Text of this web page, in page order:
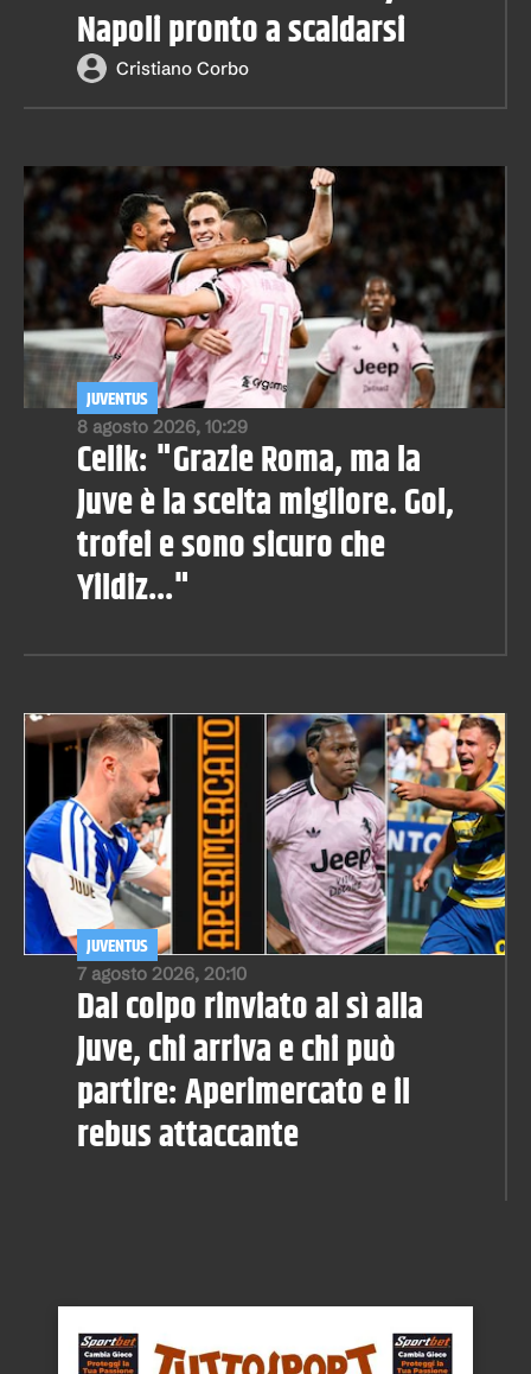
Napoli pronto a scaldarsi
Cristiano Corbo
8 agosto 2026, 10:29
JUVENTUS
Celik: "Grazie Roma, ma la
Juve è la scelta migliore. Gol,
trofei e sono sicuro che
Yildiz..."
7 agosto 2026, 20:10
JUVENTUS
Dal colpo rinviato al sì alla
Juve, chi arriva e chi può
partire: Aperimercato e il
rebus attaccante